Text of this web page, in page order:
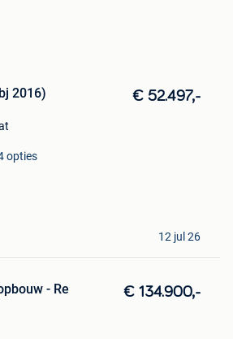
2016) € 52.497,-
opties
12 jul 26
- Re € 134.900,-